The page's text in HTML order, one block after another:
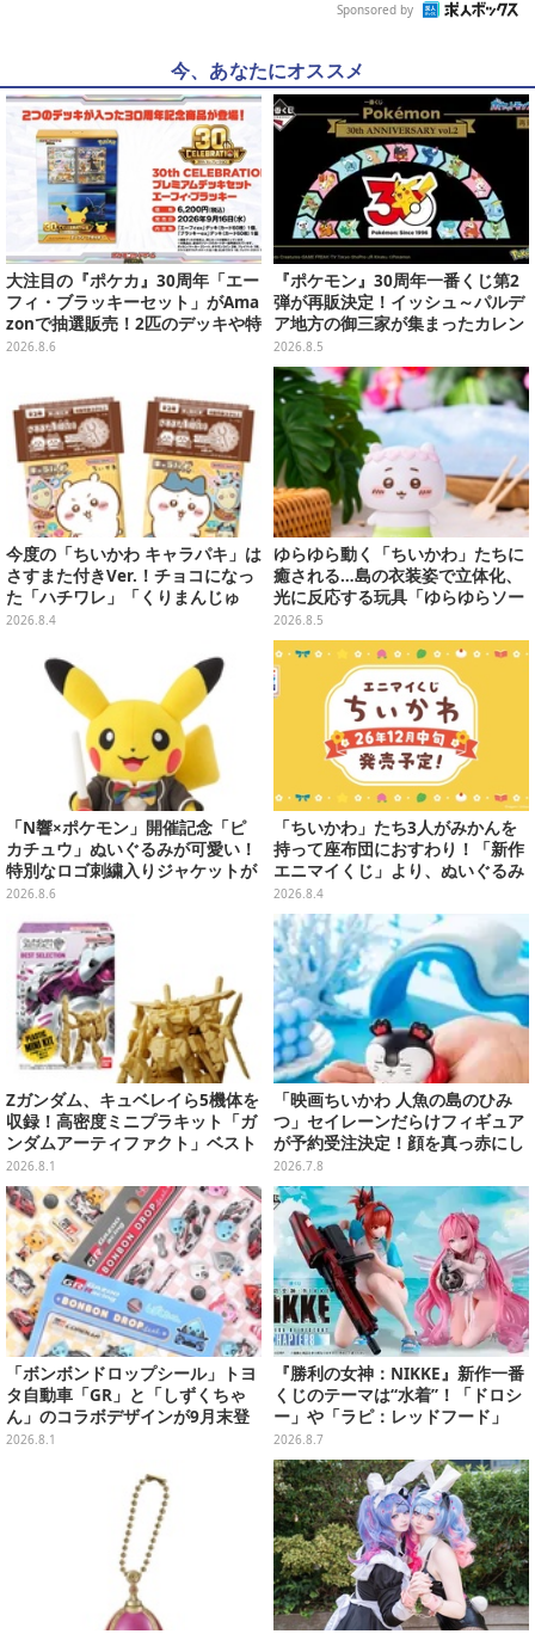
Sponsored by
今、あなたにオススメ
大注目の『ポケカ』30周年「エー
フィ・ブラッキーセット」がAma
zonで抽選販売！2匹のデッキや特
別カードを収録
2026.8.6
『ポケモン』30周年一番くじ第2
弾が再販決定！イッシュ～パルデ
ア地方の御三家が集まったカレン
ダー、ぬいぐるみなど記念グッズ
盛りだくさん
2026.8.5
今度の「ちいかわ キャラパキ」は
さすまた付きVer.！チョコになっ
た「ハチワレ」「くりまんじゅ
う」たちも可愛い全8種
2026.8.4
ゆらゆら動く「ちいかわ」たちに
癒される…島の衣装姿で立体化、
光に反応する玩具「ゆらゆらソー
ラー」全8種が全国アミューズメ
ント施設にて展開
2026.8.5
「N響×ポケモン」開催記念「ピ
カチュウ」ぬいぐるみが可愛い！
特別なロゴ刺繍入りジャケットが
オシャレ
2026.8.6
「ちいかわ」たち3人がみかんを
持って座布団におすわり！「新作
エニマイくじ」より、ぬいぐるみ
画像が初公開
2026.8.4
Zガンダム、キュベレイら5機体を
収録！高密度ミニプラキット「ガ
ンダムアーティファクト」ベスト
セレクションが10月発売
2026.8.1
「映画ちいかわ 人魚の島のひみ
つ」セイレーンだらけフィギュア
が予約受注決定！顔を真っ赤にし
て口を塞ぐ姿など全6種
2026.7.8
「ボンボンドロップシール」トヨ
タ自動車「GR」と「しずくちゃ
ん」のコラボデザインが9月末登
場！くま吉らも描かれた全4柄
2026.8.1
『勝利の女神：NIKKE』新作一番
くじのテーマは“水着”！「ドロシ
ー」や「ラピ：レッドフード」
が“背中で魅せる”ポーズで立体化
2026.8.7